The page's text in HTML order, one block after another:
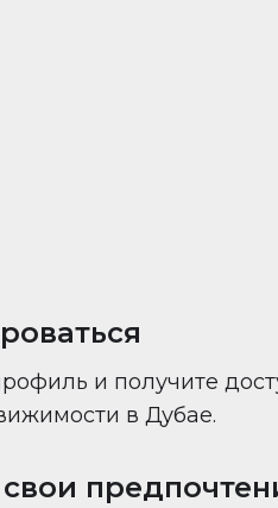
и получите
в Дубае.